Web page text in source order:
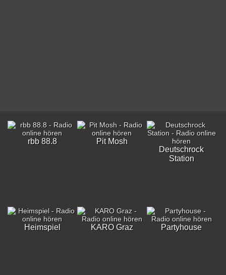
rbb 88.8
Pit Mosh
Deutschrock
Station
Heimspiel KARO Graz Partyhouse